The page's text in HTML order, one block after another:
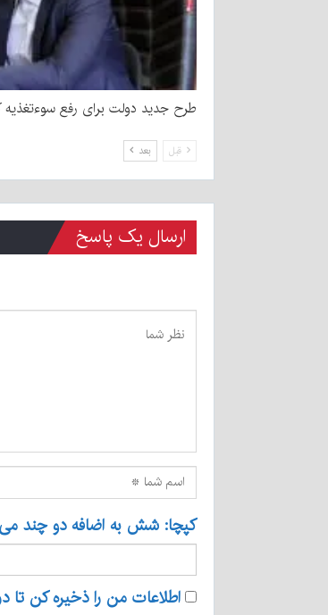
طرح جدید دولت برای رفع سوءتغذیه
قبل بعد
ارسال یک پاسخ
کپچا: شش به اضافه دو چند
اطلاعات من را ذخیره کن تا